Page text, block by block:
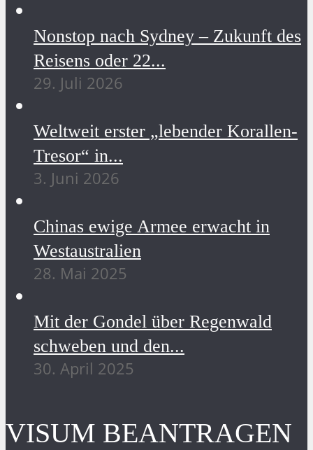
Nonstop nach Sydney – Zukunft des
Reisens oder 22...
29. Juli 2026
Weltweit erster „lebender Korallen-
Tresor“ in...
3. Juni 2026
Chinas ewige Armee erwacht in
Westaustralien
28. Mai 2025
Mit der Gondel über Regenwald
schweben und den...
30. April 2025
VISUM BEANTRAGEN